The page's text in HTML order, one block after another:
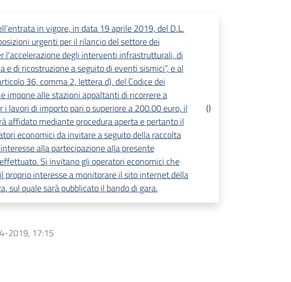
in vigore, in data 19 aprile 2019, del D.L.
urgenti per il rilancio del settore dei
l'accelerazione degli interventi infrastrutturali, di
e di ricostruzione a seguito di eventi sismici”, e al
36, comma 2, lettera d), del Codice dei
impone alle stazioni appaltanti di ricorrere a
i lavori di importo pari o superiore a 200.00 euro, il
affidato mediante procedura aperta e pertanto il
economici da invitare a seguito della raccolta
alla partecipazione alla presente
Si invitano gli operatori economici che
proprio interesse a monitorare il sito internet della
sul quale sarà pubblicato il bando di gara.
()
2019, 17:15